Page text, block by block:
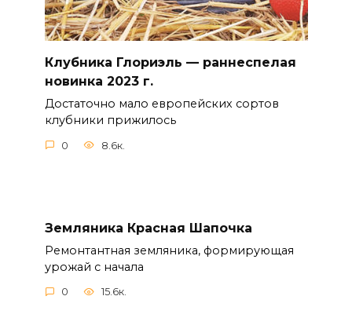
Клубника Глориэль — раннеспелая
новинка 2023 г.
Достаточно мало европейских сортов
клубники прижилось
0 8.6к.
Земляника Красная Шапочка
Ремонтантная земляника, формирующая
урожай с начала
0 15.6к.